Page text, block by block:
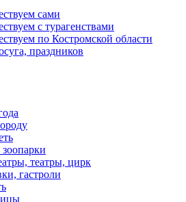
сами
с турагенствами
по Костромской области
праздников
театры, цирк
гастроли